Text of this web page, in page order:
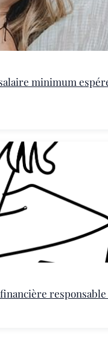
minimum
responsable